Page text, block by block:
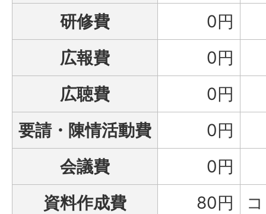
研修費
0円
広報費
0円
広聴費
0円
要請・陳情活動費
0円
会議費
0円
資料作成費
80円